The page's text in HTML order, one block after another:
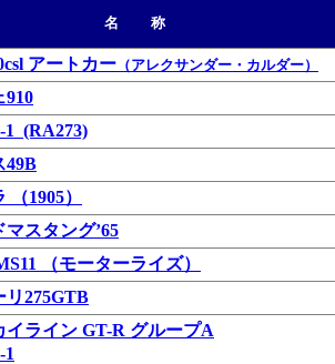
名 称
アートカー （アレクサンダー・カルダー）
910
1 (RA273)
49B
（1905）
マスタング’65
（モーターライズ）
リ275GTB
イライン GT-R グループA
1